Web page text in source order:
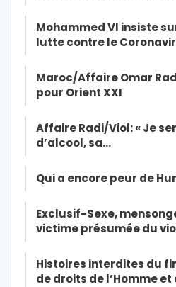
Mohammed VI insiste
lutte contre le
Maroc/Affaire Omar
pour Orient XXI
Affaire Radi/Viol: « Je
d’alcool, sa…
Qui a encore peur de
Exclusif-Sexe,
victime présumée du
Histoires interdites du
de droits de l’Homme et